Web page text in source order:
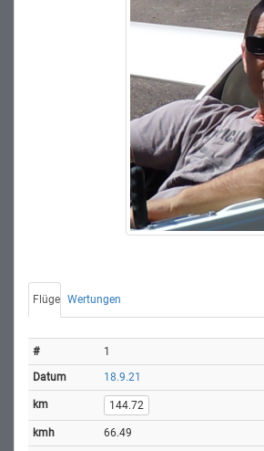
Flüge Wertungen
1
18.9.21
144.72
66.49